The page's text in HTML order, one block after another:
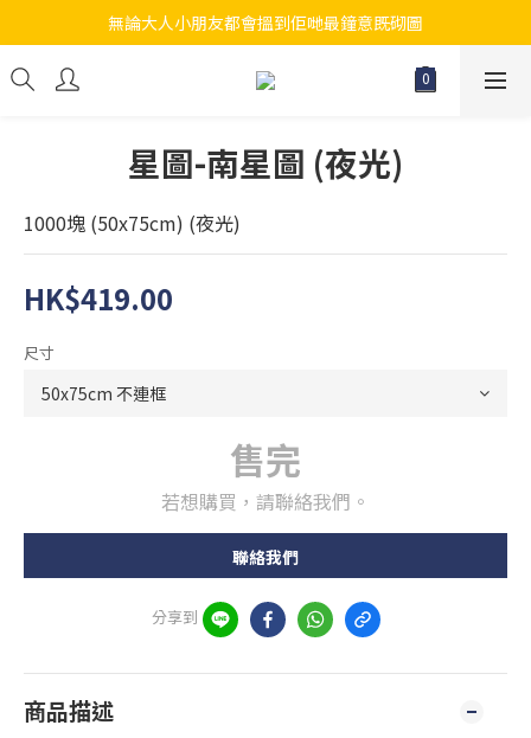
江帆天楊砌圖
無論大人小朋友都會搵到佢哋最鐘意既砌圖
江帆天楊砌圖
星圖-南星圖 (夜光)
1000塊 (50x75cm) (夜光)
HK$419.00
尺寸
售完
若想購買，請聯絡我們。
聯絡我們
分享到
商品描述